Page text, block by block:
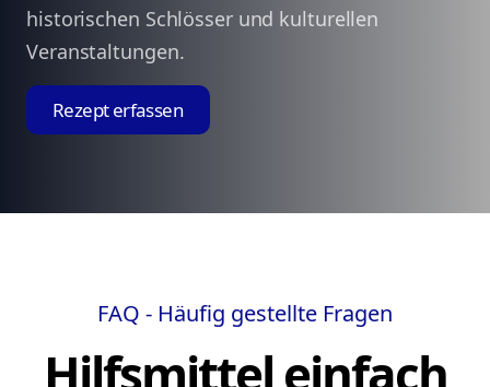
historischen Schlösser und kulturellen
Veranstaltungen.
Rezept erfassen
FAQ - Häufig gestellte Fragen
Hilfsmittel einfach